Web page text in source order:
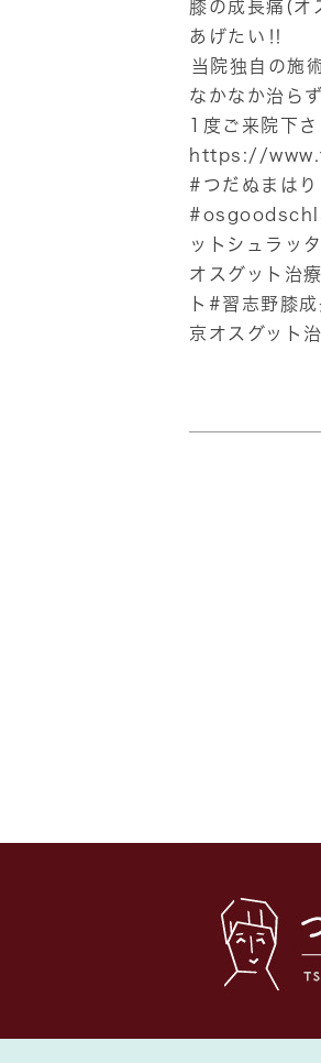
膝の成長痛(オ
あげたい‼
当院独自の施
なかなか治ら
1度ご来院下
https://
#つだぬまは
ットシュラッ
オスグット治
ト#習志野膝
京オスグット